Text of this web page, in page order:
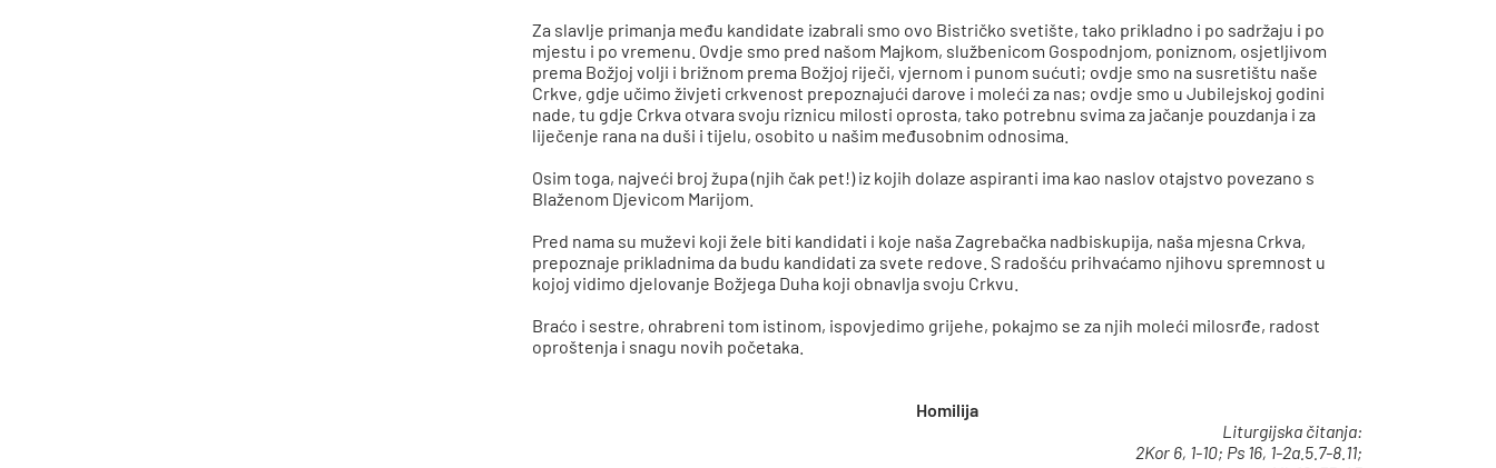
Za slavlje primanja među kandidate izabrali smo ovo Bistričko svetište, tako prikladno i po sadržaju i po
mjestu i po vremenu. Ovdje smo pred našom Majkom, službenicom Gospodnjom, poniznom, osjetljivom
prema Božjoj volji i brižnom prema Božjoj riječi, vjernom i punom sućuti; ovdje smo na susretištu naše
Crkve, gdje učimo živjeti crkvenost prepoznajući darove i moleći za nas; ovdje smo u Jubilejskoj godini
nade, tu gdje Crkva otvara svoju riznicu milosti oprosta, tako potrebnu svima za jačanje pouzdanja i za
liječenje rana na duši i tijelu, osobito u našim međusobnim odnosima.
Osim toga, najveći broj župa (njih čak pet!) iz kojih dolaze aspiranti ima kao naslov otajstvo povezano s
Blaženom Djevicom Marijom.
Pred nama su muževi koji žele biti kandidati i koje naša Zagrebačka nadbiskupija, naša mjesna Crkva,
prepoznaje prikladnima da budu kandidati za svete redove. S radošću prihvaćamo njihovu spremnost u
kojoj vidimo djelovanje Božjega Duha koji obnavlja svoju Crkvu.
Braćo i sestre, ohrabreni tom istinom, ispovjedimo grijehe, pokajmo se za njih moleći milosrđe, radost
oproštenja i snagu novih početaka.
Homilija
Liturgijska čitanja:
2Kor 6, 1-10; Ps 16, 1-2a.5.7-8.11;